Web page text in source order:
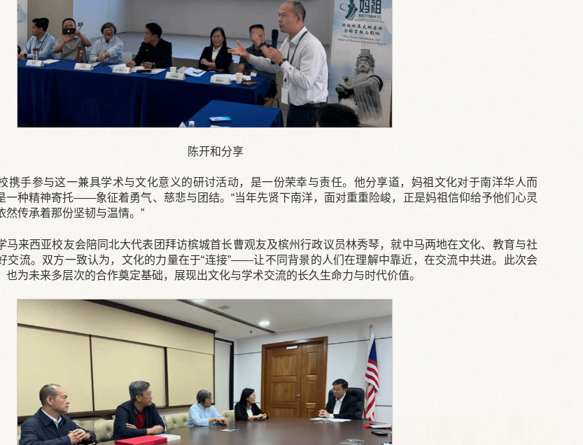
陈开和分享
携手参与这一兼具学术与文化意义的研讨活动，是一份荣幸与责任。他分享道，妈祖文化对于南洋华人而
一种精神寄托——象征着勇气、慈悲与团结。“当年先贤下南洋，面对重重险峻，正是妈祖信仰给予他们心灵
然传承着那份坚韧与温情。”
马来西亚校友会陪同北大代表团拜访槟城首长曹观友及槟州行政议员林秀琴，就中马两地在文化、教育与社
交流。双方一致认为，文化的力量在于“连接”——让不同背景的人们在理解中靠近，在交流中共进。此次会
也为未来多层次的合作奠定基础，展现出文化与学术交流的长久生命力与时代价值。